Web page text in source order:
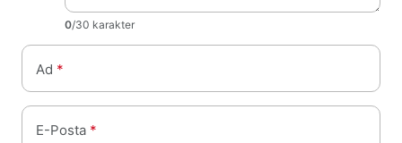
0/30 karakter
Ad *
E-Posta *